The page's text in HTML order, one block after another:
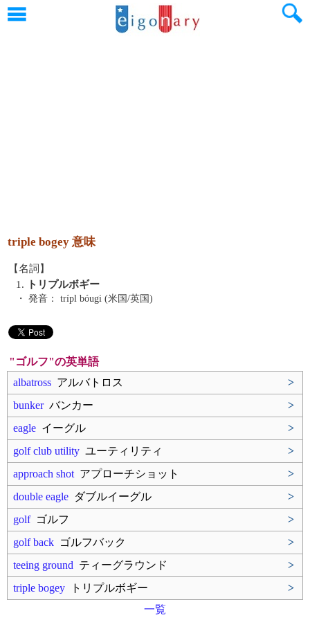
triple bogey 意味
【名詞】
1.
トリプルボギー
・ 発音： trípl bóugi (米国/英国)
"ゴルフ"の英単語
albatross アルバトロス
>
bunkerバンカー
>
eagle イーグル
>
golf club utility ユーティリティ
>
approach shot アプローチショット
>
double eagle ダブルイーグル
>
golfゴルフ
>
golf back ゴルフバック
>
teeing ground ティーグラウンド
>
triple bogey トリプルボギー
>
一覧